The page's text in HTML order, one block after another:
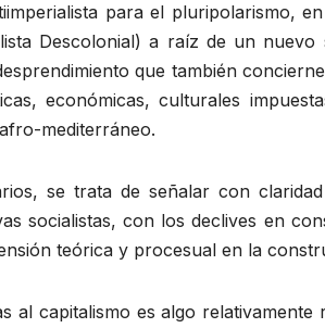
para el pluripolarismo,
Descolonial) a raíz de un
que también
económicas, culturales
mediterráneo.
se trata de señalar con
socialistas, con los declives en
teórica y procesual en la
al capitalismo es algo